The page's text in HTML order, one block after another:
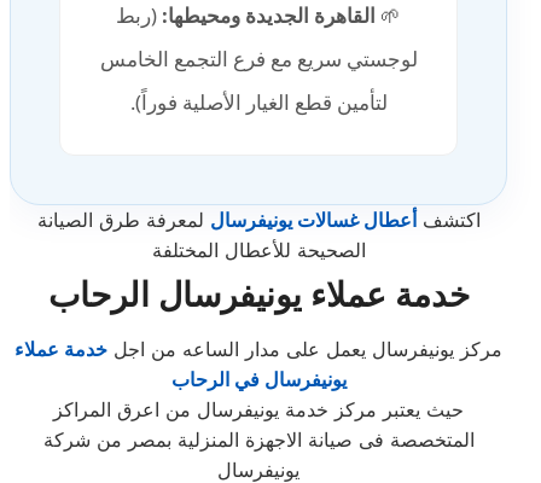
🌱 القاهرة الجديدة ومحيطها: (ربط
لوجستي سريع مع فرع التجمع الخامس
لتأمين قطع الغيار الأصلية فوراً).
اكتشف أعطال غسالات يونيفرسال لمعرفة طرق الصيانة
الصحيحة للأعطال المختلفة
خدمة عملاء يونيفرسال الرحاب
مركز يونيفرسال يعمل على مدار الساعه من اجل خدمة عملاء
يونيفرسال في الرحاب
حيث يعتبر مركز خدمة يونيفرسال من اعرق المراكز
المتخصصة فى صيانة الاجهزة المنزلية بمصر من شركة
يونيفرسال